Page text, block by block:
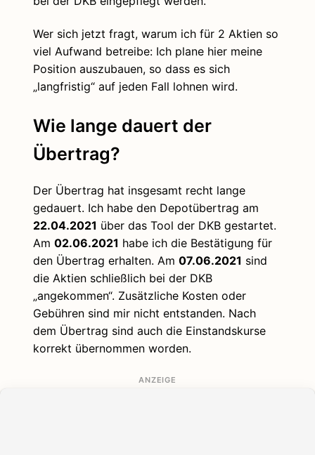
Wer sich jetzt fragt, warum ich für 2 Aktien so
viel Aufwand betreibe: Ich plane hier meine
Position auszubauen, so dass es sich
„langfristig“ auf jeden Fall lohnen wird.
Wie lange dauert der
Übertrag?
Der Übertrag hat insgesamt recht lange
gedauert. Ich habe den Depotübertrag am
22.04.2021 über das Tool der DKB gestartet.
Am 02.06.2021 habe ich die Bestätigung für
den Übertrag erhalten. Am 07.06.2021 sind
die Aktien schließlich bei der DKB
„angekommen“. Zusätzliche Kosten oder
Gebühren sind mir nicht entstanden. Nach
dem Übertrag sind auch die Einstandskurse
korrekt übernommen worden.
ANZEIGE